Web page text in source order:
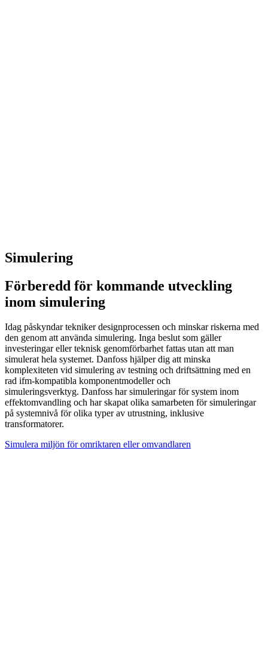
Simulering
Förberedd för kommande utveckling
inom simulering
Idag påskyndar tekniker designprocessen och minskar riskerna med
den genom att använda simulering. Inga beslut som gäller
investeringar eller teknisk genomförbarhet fattas utan att man
simulerat hela systemet. Danfoss hjälper dig att minska
komplexiteten vid simulering av testning och driftsättning med en
rad ifm-kompatibla komponentmodeller och
simuleringsverktyg. Danfoss har simuleringar för system inom
effektomvandling och har skapat olika samarbeten för simuleringar
på systemnivå för olika typer av utrustning, inklusive
transformatorer.
Simulera miljön för omriktaren eller omvandlaren